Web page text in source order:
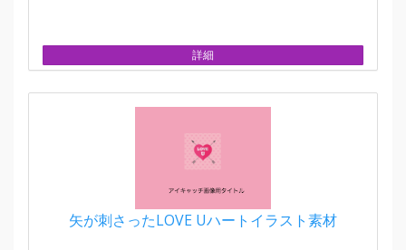
詳細
矢が刺さったLOVE Uハートイラスト素材